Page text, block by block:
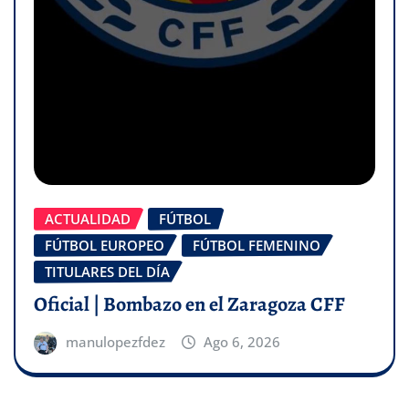
ACTUALIDAD
FÚTBOL
FÚTBOL EUROPEO
FÚTBOL FEMENINO
TITULARES DEL DÍA
Oficial | Bombazo en el Zaragoza CFF
manulopezfdez Ago 6, 2026